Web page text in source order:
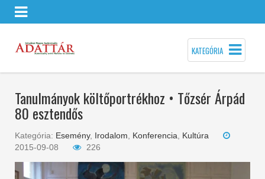
KATEGÓRIA
Tanulmányok költőportrékhoz • Tőzsér Árpád
80 esztendős
Kategória: Esemény, Irodalom Konferencia
Kultúra
2015-09-08
226